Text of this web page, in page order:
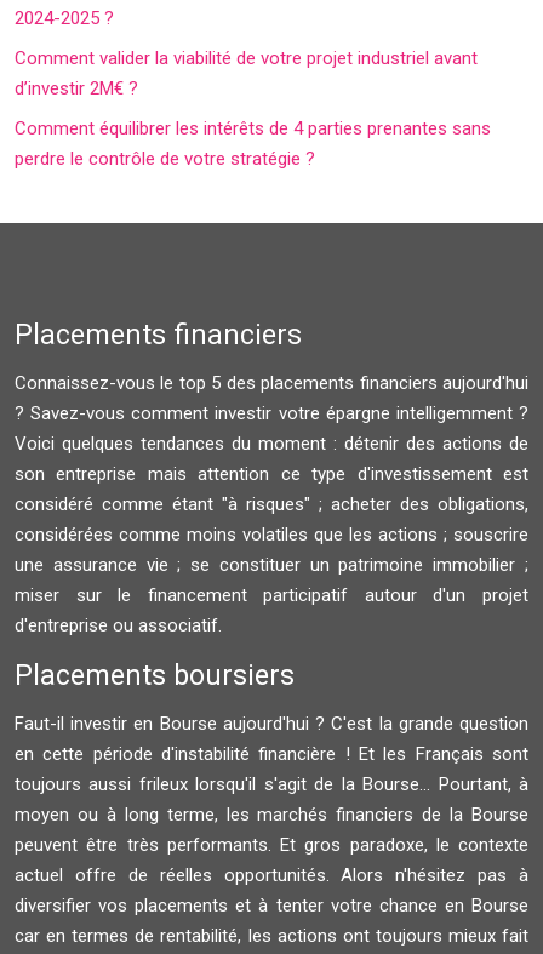
2024-2025 ?
Comment valider la viabilité de votre projet industriel avant
d’investir 2M€ ?
Comment équilibrer les intérêts de 4 parties prenantes sans
perdre le contrôle de votre stratégie ?
Placements financiers
Connaissez-vous le top 5 des placements financiers aujourd'hui
? Savez-vous comment investir votre épargne intelligemment ?
Voici quelques tendances du moment : détenir des actions de
son entreprise mais attention ce type d'investissement est
considéré comme étant "à risques" ; acheter des obligations,
considérées comme moins volatiles que les actions ; souscrire
une assurance vie ; se constituer un patrimoine immobilier ;
miser sur le financement participatif autour d'un projet
d'entreprise ou associatif.
Placements boursiers
Faut-il investir en Bourse aujourd'hui ? C'est la grande question
en cette période d'instabilité financière ! Et les Français sont
toujours aussi frileux lorsqu'il s'agit de la Bourse... Pourtant, à
moyen ou à long terme, les marchés financiers de la Bourse
peuvent être très performants. Et gros paradoxe, le contexte
actuel offre de réelles opportunités. Alors n'hésitez pas à
diversifier vos placements et à tenter votre chance en Bourse
car en termes de rentabilité, les actions ont toujours mieux fait